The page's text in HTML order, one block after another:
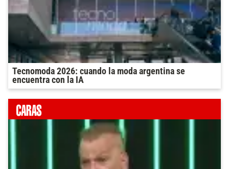
Tecnomoda 2026: cuando la moda argentina se
encuentra con la IA